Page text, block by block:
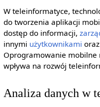
W teleinformatyce,
do tworzenia aplikacji
dostęp do informacji,
innymi użytkownikami
Oprogramowanie mobilne
wpływa na rozwój
Analiza danych w